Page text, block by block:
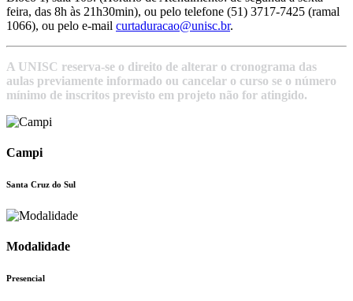
feira, das 8h às 21h30min), ou pelo telefone (51) 3717-7425 (ramal
1066), ou pelo e-mail curtaduracao@unisc.br.
A UNISC reserva-se o direito de alterar o cronograma das
aulas previamente informado ou cancelar o curso se o número
mínimo de inscritos previsto em projeto não for atingido.
Campi
Santa Cruz do Sul
Modalidade
Presencial